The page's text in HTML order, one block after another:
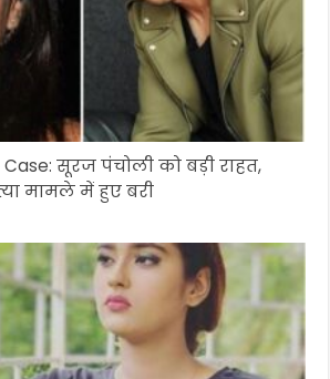
Case: सूरज पंचोली को बड़ी राहत,
मामले में हुए बरी